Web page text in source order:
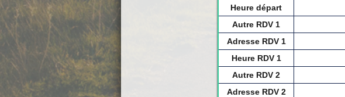
Heure départ
Autre RDV 1
Adresse RDV 1
Heure RDV 1
Autre RDV 2
Adresse RDV 2